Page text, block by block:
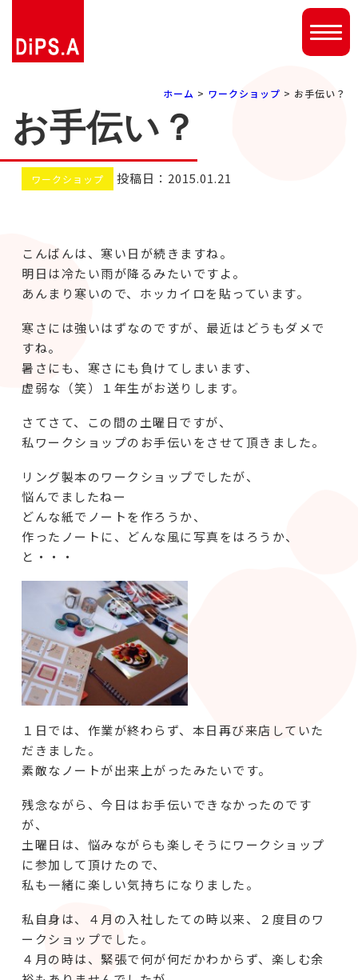
ホーム > ワークショップ > お手伝い？
お手伝い？
ワークショップ 投稿日：2015.01.21
こんばんは、寒い日が続きますね。
明日は冷たい雨が降るみたいですよ。
あんまり寒いので、ホッカイロを貼っています。
寒さには強いはずなのですが、最近はどうもダメで
すね。
暑さにも、寒さにも負けてしまいます、
虚弱な（笑）１年生がお送りします。
さてさて、この間の土曜日ですが、
私ワークショップのお手伝いをさせて頂きました。
リング製本のワークショップでしたが、
悩んでましたねー
どんな紙でノートを作ろうか、
作ったノートに、どんな風に写真をはろうか、
と・・・
１日では、作業が終わらず、本日再び来店していた
だきました。
素敵なノートが出来上がったみたいです。
残念ながら、今日はお手伝いできなかったのです
が、
土曜日は、悩みながらも楽しそうにワークショップ
に参加して頂けたので、
私も一緒に楽しい気持ちになりました。
私自身は、４月の入社したての時以来、２度目のワ
ークショップでした。
４月の時は、緊張で何が何だかわからず、楽しむ余